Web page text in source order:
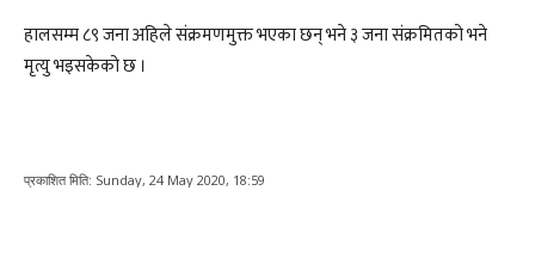
हालसम्म ८९ जना अहिले संक्रमणमुक्त भएका छन् भने ३ जना संक्रमितको भने
मृत्यु भइसकेको छ ।
प्रकाशित मिति: Sunday, 24 May 2020, 18:59